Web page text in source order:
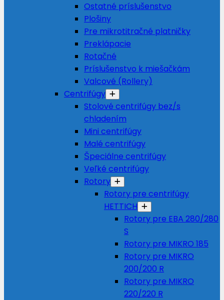
Ostatné príslušenstvo
Plošiny
Pre mikrotitračné platničky
Preklápacie
Rotačné
Príslušenstvo k miešačkám
Valcové (Rollery)
Centrifúgy
Stolové centrifúgy bez/s
chladením
Mini centrifúgy
Malé centrifúgy
Špeciálne centrifúgy
Veľké centrifúgy
Rotory
Rotory pre centrifúgy
HETTICH
Rotory pre EBA 280/280
S
Rotory pre MIKRO 185
Rotory pre MIKRO
200/200 R
Rotory pre MIKRO
220/220 R